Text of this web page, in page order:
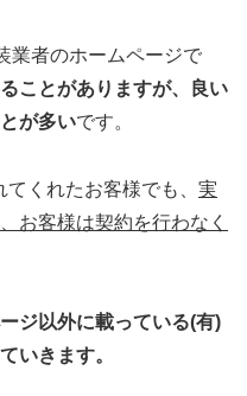
業者のホームページで
ことがありますが、
良い
が多いです。
くれたお客様でも、 実
お客様は契約を行わなく
ジ以外に載っている(有)
いきます。